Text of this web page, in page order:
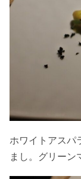
ホワイトアスパ
まし。グリーン